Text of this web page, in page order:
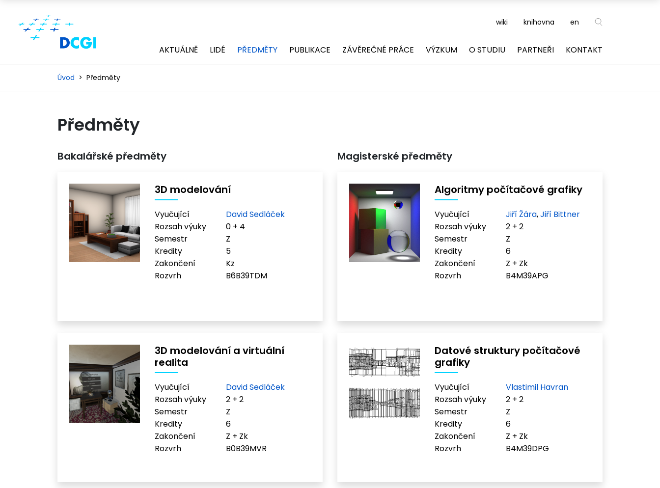
wiki knihovna en
AKTUÁLNĚ LIDÉ PŘEDMĚTY PUBLIKACE ZÁVĚREČNÉ PRÁCE VÝZKUM O STUDIU PARTNEŘI KONTAKT
Úvod Předměty
Předměty
Bakalářské předměty
3D modelování
Vyučující
David Sedláček
Rozsah výuky
0 + 4
Semestr
Z
Kredity
5
Zakončení
Kz
Rozvrh
B6B39TDM
3D modelování a virtuální
realita
Vyučující
David Sedláček
Rozsah výuky
2 + 2
Semestr
Z
Kredity
6
Zakončení
Z + Zk
Rozvrh
B0B39MVR
Magisterské předměty
Algoritmy počítačové grafiky
Vyučující Jiří Žára,Jiří Bittner
Rozsah výuky
2 + 2
Semestr
Z
Kredity
6
Zakončení
Z + Zk
Rozvrh
B4M39APG
Datové struktury počítačové
grafiky
Vyučující
Vlastimil Havran
Rozsah výuky
2 + 2
Semestr
Z
Kredity
6
Zakončení
Z + Zk
Rozvrh
B4M39DPG